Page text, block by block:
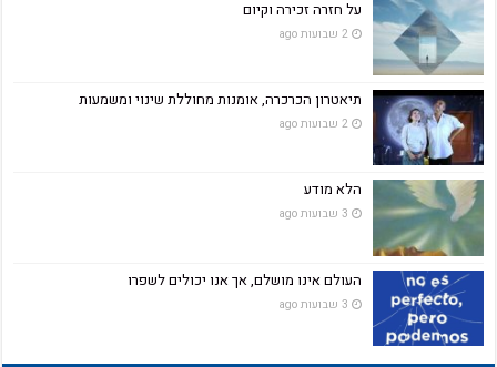
על חזרה זכירה וקיום
2 שבועות ago
תיאטרון הכרכרה, אומנות מחוללת שינוי ומשמעות
2 שבועות ago
הלא מודע
3 שבועות ago
העולם אינו מושלם, אך אנו יכולים לשפרו
3 שבועות ago